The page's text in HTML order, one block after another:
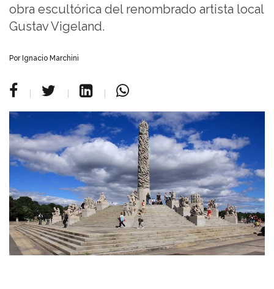
obra escultórica del renombrado artista local
Gustav Vigeland.
Por Ignacio Marchini